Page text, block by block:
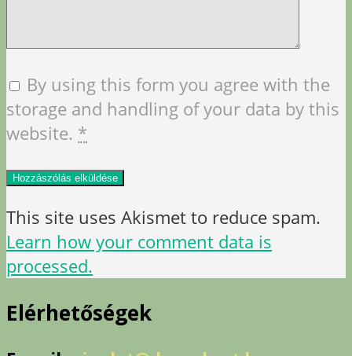
By using this form you agree with the
storage and handling of your data by this
website. *
This site uses Akismet to reduce spam.
Learn how your comment data is
processed.
Elérhetőségek